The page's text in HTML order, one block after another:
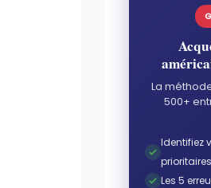
La
500+
Identifiez
prioritaires
Les 5